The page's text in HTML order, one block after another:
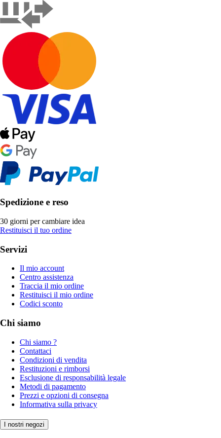
Spedizione e reso
30 giorni per cambiare idea
Restituisci il tuo ordine
Servizi
Il mio account
Centro assistenza
Traccia il mio ordine
Restituisci il mio ordine
Codici sconto
Chi siamo
Chi siamo ?
Contattaci
Condizioni di vendita
Restituzioni e rimborsi
Esclusione di responsabilità legale
Metodi di pagamento
Prezzi e opzioni di consegna
Informativa sulla privacy
I nostri negozi